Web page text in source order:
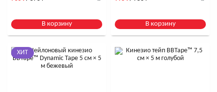
В корзину В корзину
ХИТ